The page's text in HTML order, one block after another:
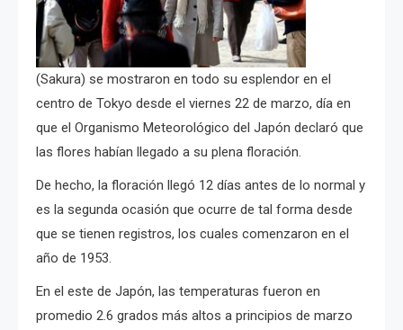
(Sakura) se mostraron en todo su esplendor en el
centro de Tokyo desde el viernes 22 de marzo, día en
que el Organismo Meteorológico del Japón declaró que
las flores habían llegado a su plena floración.
De hecho, la floración llegó 12 días antes de lo normal y
es la segunda ocasión que ocurre de tal forma desde
que se tienen registros, los cuales comenzaron en el
año de 1953.
En el este de Japón, las temperaturas fueron en
promedio 2.6 grados más altos a principios de marzo